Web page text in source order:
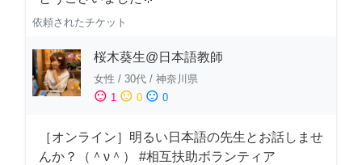
依頼されたチケット
桜木葵生@日本語教師
女性 / 30代 / 神奈川県
sentiment_satisfied 1 sentiment_neutral 0 sentiment_dissatisfied 0
［オンライン］明るい日本語の先生とお話しませ
んか？（＾ν＾） #相互扶助ボランティア